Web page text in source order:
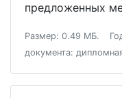
предложенных
Размер: 0.49 МБ.
документа: